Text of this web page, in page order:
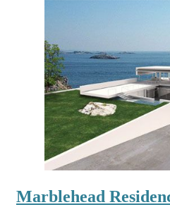
Marblehead